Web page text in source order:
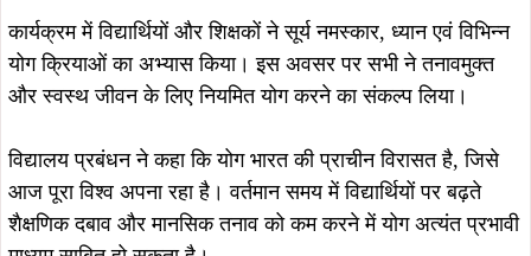
कार्यक्रम में विद्यार्थियों और शिक्षकों ने सूर्य नमस्कार, ध्यान एवं विभिन्न
योग क्रियाओं का अभ्यास किया। इस अवसर पर सभी ने तनावमुक्त
और स्वस्थ जीवन के लिए नियमित योग करने का संकल्प लिया।
विद्यालय प्रबंधन ने कहा कि योग भारत की प्राचीन विरासत है, जिसे
आज पूरा विश्व अपना रहा है। वर्तमान समय में विद्यार्थियों पर बढ़ते
शैक्षणिक दबाव और मानसिक तनाव को कम करने में योग अत्यंत प्रभावी